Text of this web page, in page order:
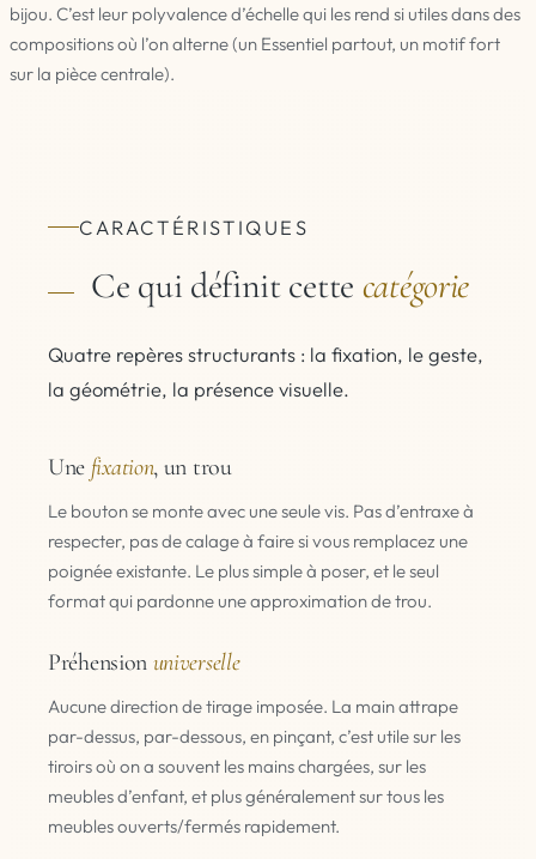
bijou. C’est leur polyvalence d’échelle qui les rend si utiles dans des
compositions où l’on alterne (un Essentiel partout, un motif fort
sur la pièce centrale).
CARACTÉRISTIQUES
Ce qui définit cette catégorie
Quatre repères structurants : la fixation, le geste,
la géométrie, la présence visuelle.
Une fixation, un trou
Le bouton se monte avec une seule vis. Pas d’entraxe à
respecter, pas de calage à faire si vous remplacez une
poignée existante. Le plus simple à poser, et le seul
format qui pardonne une approximation de trou.
Préhension universelle
Aucune direction de tirage imposée. La main attrape
par-dessus, par-dessous, en pinçant, c’est utile sur les
tiroirs où on a souvent les mains chargées, sur les
meubles d’enfant, et plus généralement sur tous les
meubles ouverts/fermés rapidement.